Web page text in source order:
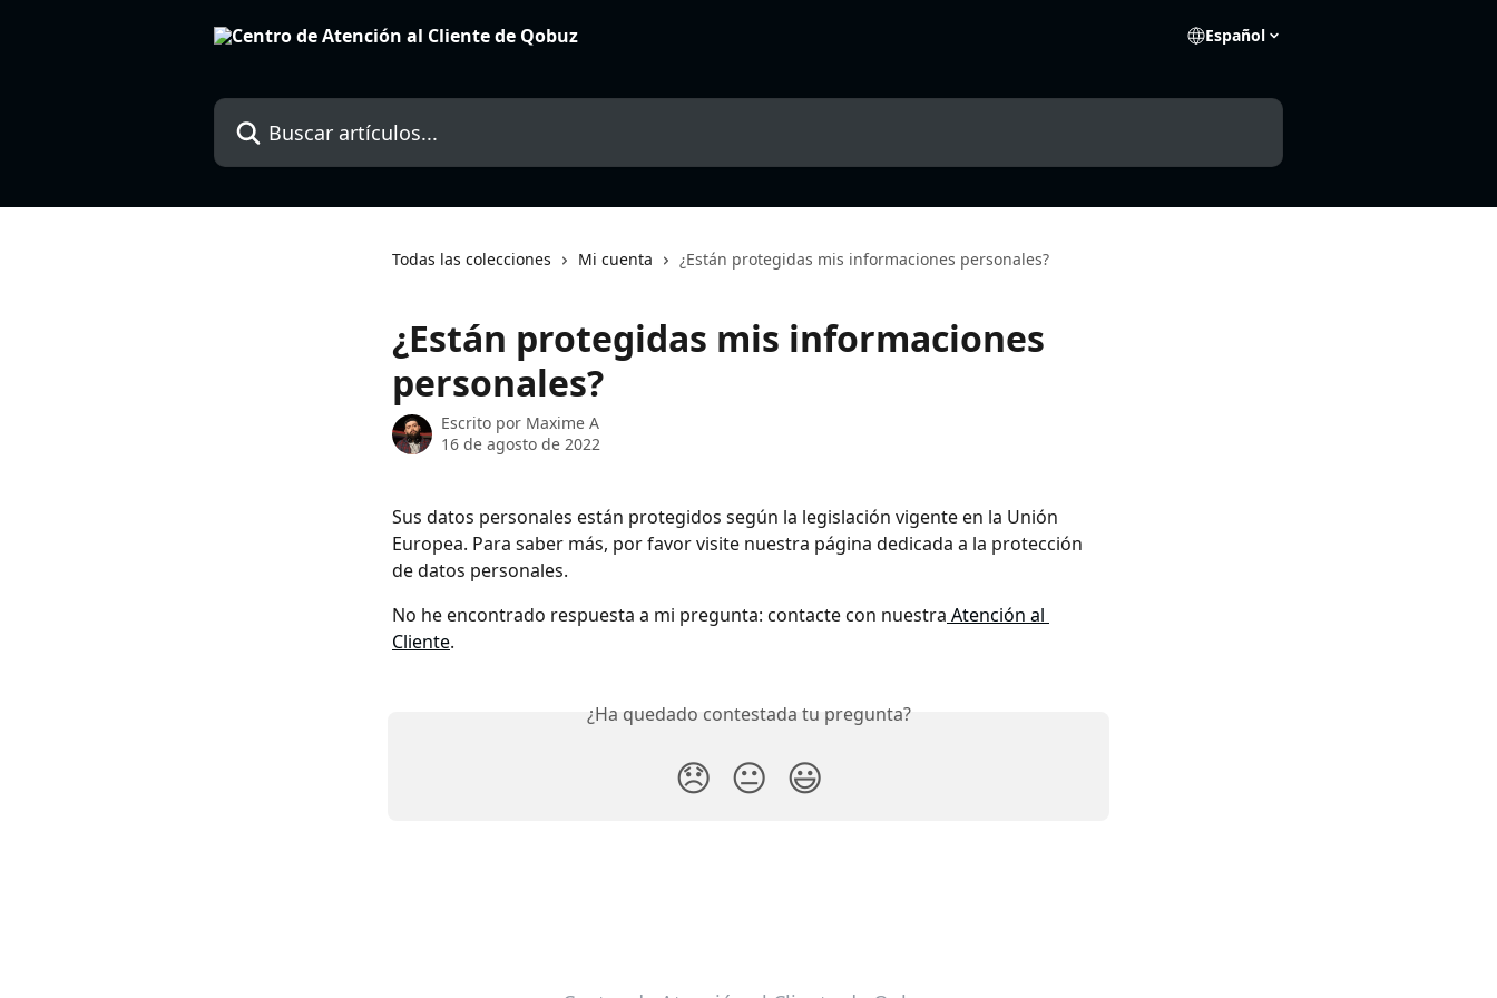
Español
Buscar artículos...
Todas las colecciones Mi cuenta ¿Están protegidas mis informaciones personales?
¿Están protegidas mis informaciones
personales?
Escrito por Maxime A
16 de agosto de 2022
Sus datos personales están protegidos según la legislación vigente en la Unión
Europea. Para saber más, por favor visite nuestra página dedicada a la protección
de datos personales.
No he encontrado respuesta a mi pregunta: contacte con nuestra Atención al
Cliente.
¿Ha quedado contestada tu pregunta?
😞 😐 😃